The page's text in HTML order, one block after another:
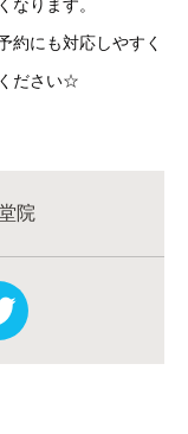
なります。
約にも対応しやすく
ださい☆
院